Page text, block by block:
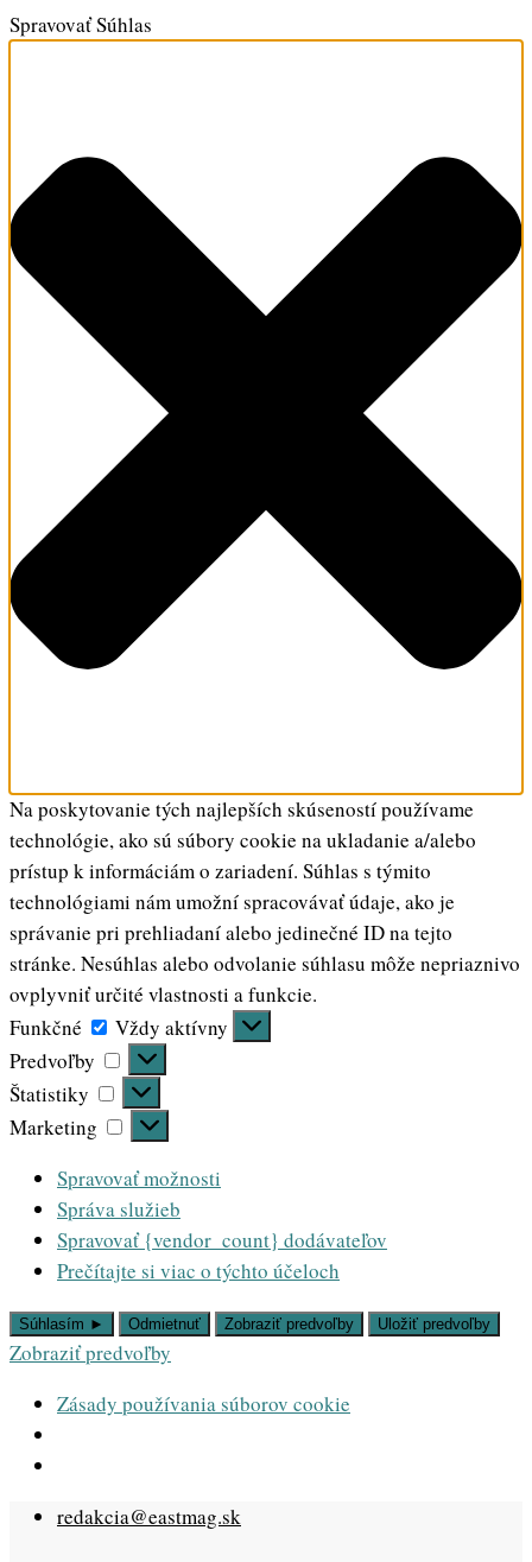
Spravovať Súhlas
Na poskytovanie tých najlepších skúseností používame
technológie, ako sú súbory cookie na ukladanie a/alebo
prístup k informáciám o zariadení. Súhlas s týmito
technológiami nám umožní spracovávať údaje, ako je
správanie pri prehliadaní alebo jedinečné ID na tejto
stránke. Nesúhlas alebo odvolanie súhlasu môže nepriaznivo
ovplyvniť určité vlastnosti a funkcie.
Funkčné
Funkčné
Vždy aktívny
Predvoľby
Predvoľby
Štatistiky
Štatistiky
Marketing
Marketing
Spravovať možnosti
Správa služieb
Spravovať {vendor_count} dodávateľov
Prečítajte si viac o týchto účeloch
Súhlasím ► Odmietnuť Zobraziť predvoľby Uložiť predvoľby
Zobraziť predvoľby
Zásady používania súborov cookie
Skip redakcia@eastmag.sk